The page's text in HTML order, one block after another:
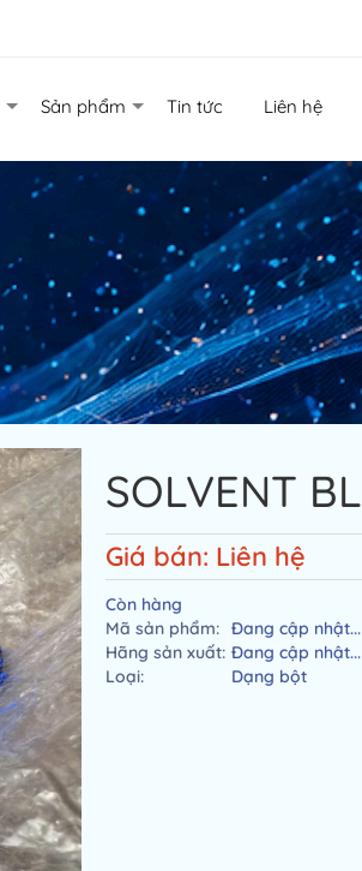
Sản phẩm Tin tức Liên hệ
SOLVENT
Giá bán: Liên hệ
Còn hàng
Mã sản phẩm: Đang cập nhật...
Hãng sản xuất: Đang cập nhật...
Loại:
Dạng bột